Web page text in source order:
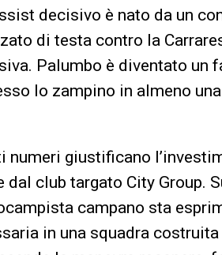
decisivo è nato da un
di testa contro la
Palumbo è diventato un
lo zampino in almeno
numeri giustificano
dal club targato City Group.
campano sta
in una squadra